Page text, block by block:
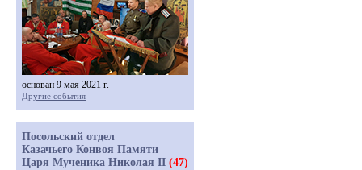
основан 9 мая 2021 г.
Другие события
Посольский отдел
Казачьего Конвоя Памяти
Царя Мученика Николая II (47)